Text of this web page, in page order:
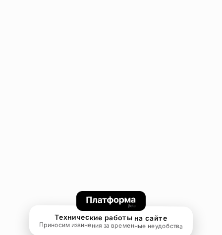
Технические работы на сайте
Приносим извинения за временные неудобства